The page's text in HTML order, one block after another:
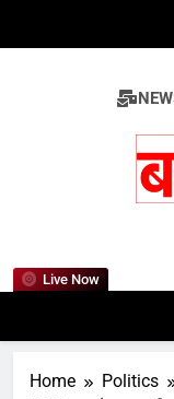
Live Now
Home
Politics